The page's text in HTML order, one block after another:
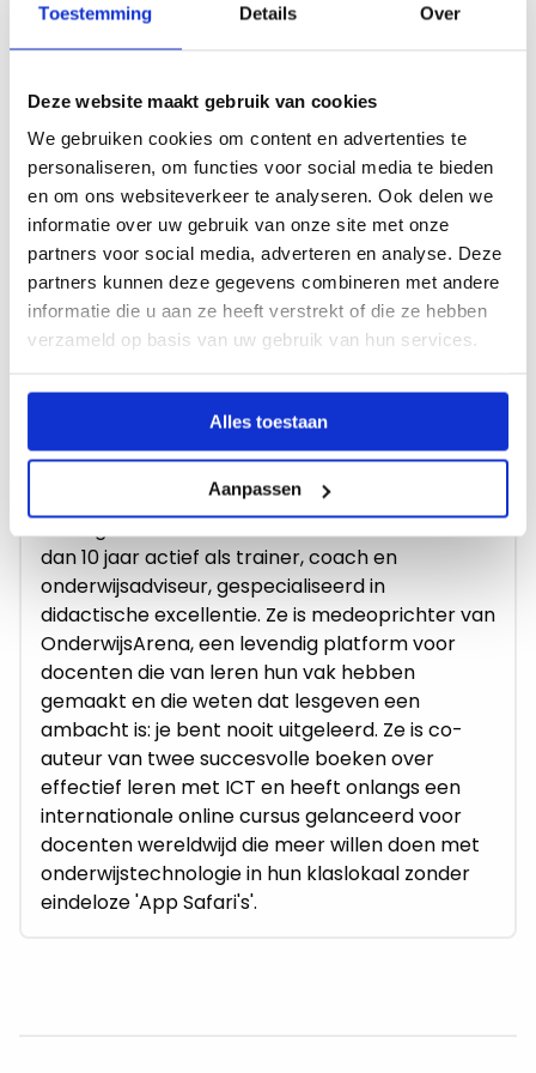
Toestemming Details Over
Deze website maakt gebruik van cookies
We gebruiken cookies om content en advertenties te
personaliseren, om functies voor social media te bieden
en om ons websiteverkeer te analyseren. Ook delen we
informatie over uw gebruik van onze site met onze
partners voor social media, adverteren en analyse. Deze
partners kunnen deze gegevens combineren met andere
informatie die u aan ze heeft verstrekt of die ze hebben
verzameld op basis van uw gebruik van hun services.
Alles toestaan
Aanpassen
Praktische informatie:
Maandag 13 april, 16:00 – 17:00 uur.
Je bent zelf niet in beeld tijdens het webinar.
Je kunt live al je vragen stellen.
Komt het tijdstip je niet goed uit? Geen probleem,
je kunt het webinar achteraf terugkijken.
Webinar: Canva in de klas
Patricia van Slobbe
AUTEUR
Patricia is een voormalig docent Engels en een
eeuwige docent in hart en nieren. Ze is al meer
dan 10 jaar actief als trainer, coach en
onderwijsadviseur, gespecialiseerd in
didactische excellentie. Ze is medeoprichter van
OnderwijsArena, een levendig platform voor
docenten die van leren hun vak hebben
gemaakt en die weten dat lesgeven een
ambacht is: je bent nooit uitgeleerd. Ze is co-
auteur van twee succesvolle boeken over
effectief leren met ICT en heeft onlangs een
internationale online cursus gelanceerd voor
docenten wereldwijd die meer willen doen met
onderwijstechnologie in hun klaslokaal zonder
eindeloze 'App Safari's'.